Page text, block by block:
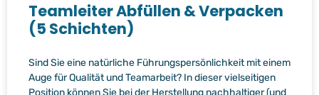
Teamleiter Abfüllen & Verpacken
(5 Schichten)
Sind Sie eine natürliche Führungspersönlichkeit mit einem
Auge für Qualität und Teamarbeit? In dieser vielseitigen